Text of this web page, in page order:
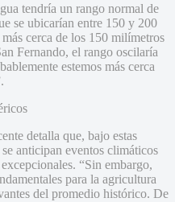
tendría un rango normal de
se ubicarían entre 150 y 200
cerca de los 150 milímetros
Fernando, el rango oscilaría
estemos más cerca
detalla que, bajo estas
anticipan eventos climáticos
“Sin embargo,
para la agricultura
del promedio histórico. De